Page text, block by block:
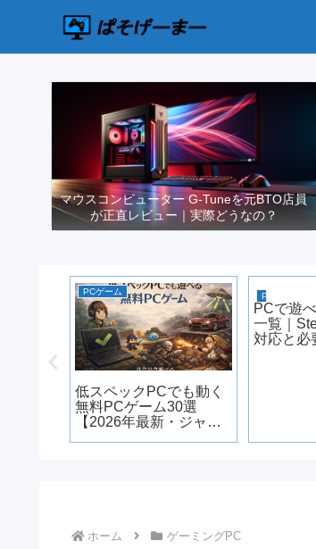
マウスコンピューター G-Tuneを元BTO店員
が正直レビュー｜実際どうなの？
PCゲーム
低スペックPCでも動く
無料PCゲーム30選
【2026年最新・ジャン
PCゲーム
PCで遊
一覧｜
対応と必
ホーム ゲーミングPC